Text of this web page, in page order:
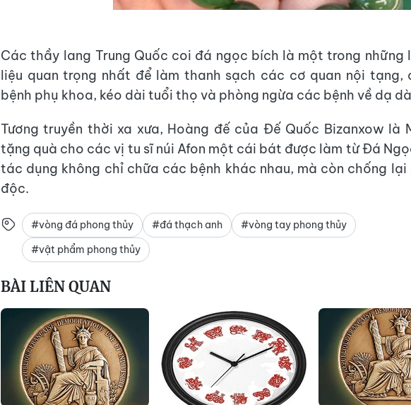
Các thầy lang Trung Quốc coi đá ngọc bích là một trong những
liệu quan trọng nhất để làm thanh sạch các cơ quan nội tạng,
bệnh phụ khoa, kéo dài tuổi thọ và phòng ngừa các bệnh về dạ
Tương truyền thời xa xưa, Hoàng đế của Đế Quốc Bizanxow là
tặng quà cho các vị tu sĩ núi Afon một cái bát được làm từ Đá
tác dụng không chỉ chữa các bệnh khác nhau, mà còn chống
độc.
#vòng đá phong thủy #đá thạch anh
#vòng tay phong thủy
#vật phẩm phong thủy
BÀI LIÊN QUAN